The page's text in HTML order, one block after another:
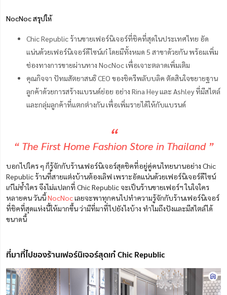
NocNoc สรุปให้
Chic Republic ร้านขายเฟอร์นิเจอร์ที่ชิคที่สุดในประเทศไทย อัด
แน่นด้วยเฟอร์นิเจอร์ดีไซน์เก๋ โดยมีทั้งหมด 5 สาขาด้วยกัน พร้อมเพิ่ม
ช่องทางการขายผ่านทาง NocNoc เพื่อเจาะตลาดเพิ่มเติม
คุณกิจจา ปัทมสัตยาสนธิ CEO ของชิครีพลับบลิค ตัดสินใจขยายฐาน
ลูกค้าด้วยการสร้างแบรนด์ย่อย อย่าง Rina Hey และ Ashley ที่มีสไตล์
และกลุ่มลูกค้าที่แตกต่างกัน เพื่อเพิ่มรายได้ให้กับแบรนด์
“
“ The First Home Fashion Store in Thailand ”
บอกไปใคร ๆ ก็รู้จักกับร้านเฟอร์นิเจอร์สุดชิคที่อยู่คู่คนไทยนานอย่าง Chic
Republic ร้านที่สายแต่งบ้านต้องเลิฟ เพราะอัดแน่นด้วยเฟอร์นิเจอร์ดีไซน์
เก๋ไม่ซ้ำใคร จึงไม่แปลกที่ Chic Republic จะเป็นร้านขายเฟอร์ฯ ในใจใคร
หลายคน วันนี้NocNocเลยจะพาทุกคนไปทำความรู้จักกับร้านเฟอร์นิเจอร์
ที่ชิคที่สุดแห่งนี้ให้มากขึ้น ว่ามีที่มาที่ไปยังไงบ้าง ทำไมถึงปังและมีสไตล์ได้
ขนาดนี้
ที่มาที่ไปของร้านเฟอร์นิเจอร์สุดเก๋ Chic Republic